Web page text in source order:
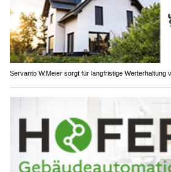
Servanto W.Meier sorgt für langfristige Werterhaltung